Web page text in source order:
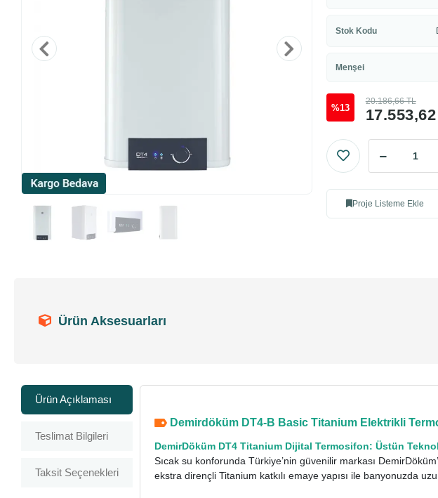
Stok Kodu
Menşei
%13
20.186,66 TL
Proje Listeme Ekle
Ürün Aksesuarları
Ürün Açıklaması
Teslimat Bilgileri
Taksit Seçenekleri
Demirdöküm DT4-B Basic Titanium Elektrikli
DemirDöküm DT4 Titanium Dijital Termosifon: Üstün
Sıcak su konforunda Türkiye’nin güvenilir markası
ekstra dirençli Titanium katkılı emaye yapısı ile banyonuzda